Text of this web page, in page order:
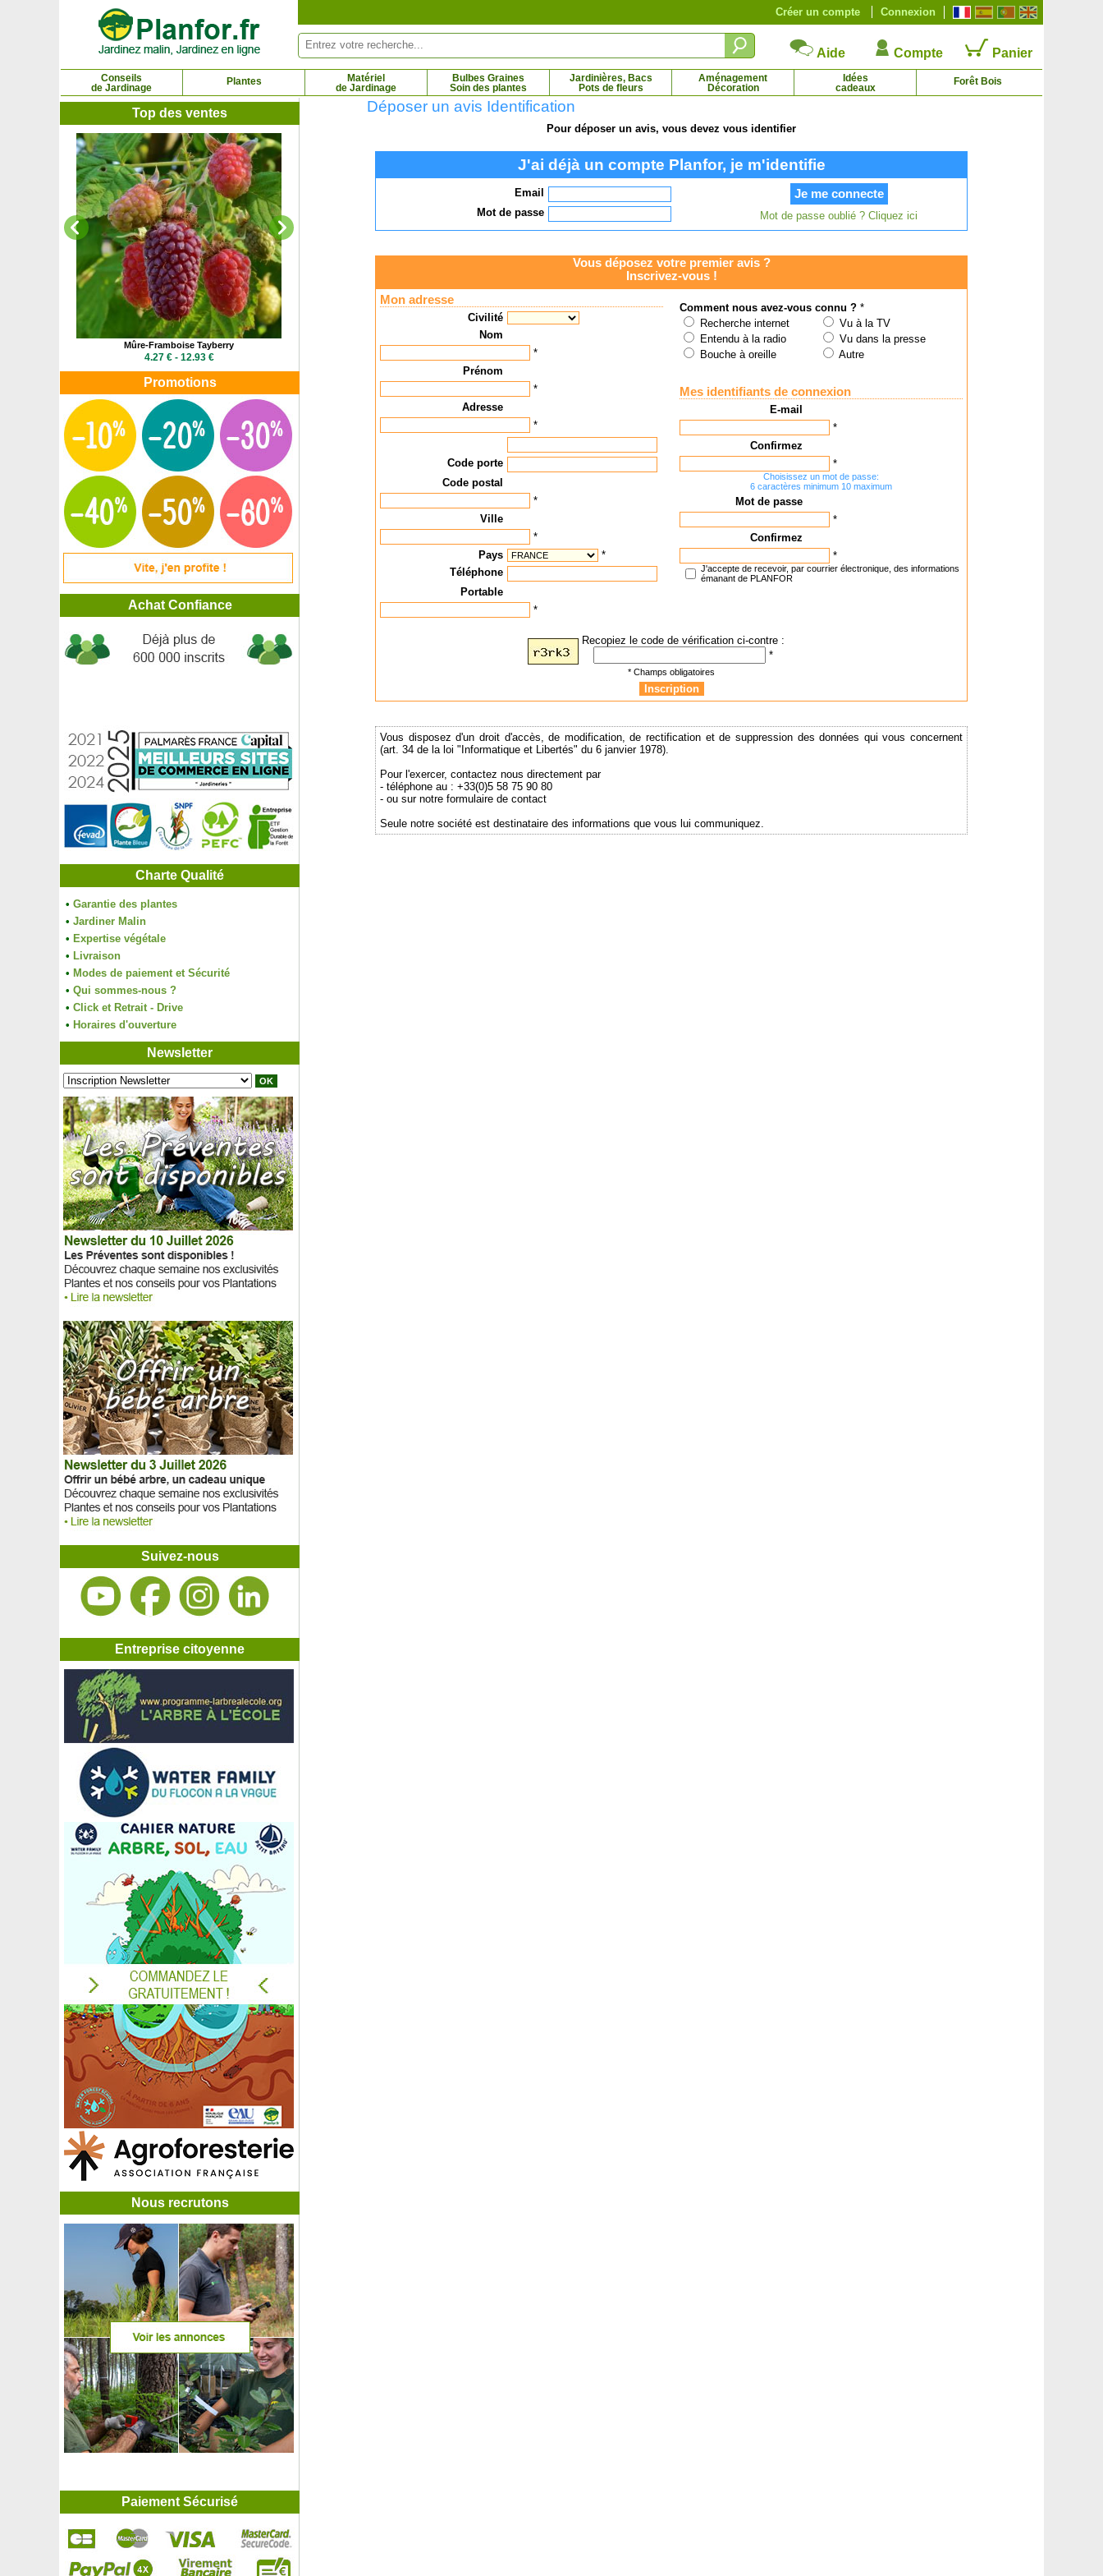
Connexion
Créer un compte
Aide Compte Panier
Conseils
de Jardinage
Plantes
Matériel
de Jardinage
Bulbes Graines
Soin des plantes
Jardinières, Bacs
Pots de fleurs
Aménagement
Décoration
Idées
cadeaux
Forêt Bois
Top des ventes
Mûre-Framboise Tayberry
4.27 € - 12.93 €
Mûre sans épine Mûrier platane Stérile
11.95 € - 69.79 €
Noisetier commun
1.65 € - 13.53 €
Noyer commun
Promotions
Achat Confiance
Charte Qualité
• Garantie des plantes
• Jardiner Malin
• Expertise végétale
• Livraison
• Modes de paiement et Sécurité
• Qui sommes-nous ?
• Click et Retrait - Drive
• Horaires d'ouverture
Newsletter
Suivez-nous
Entreprise citoyenne
Nous recrutons
Déposer un avis Identification
Pour déposer un avis, vous devez vous identifier
J'ai déjà un compte Planfor, je m'identifie
Email
Mot de passe
Mot de passe oublié ? Cliquez ici
Vous déposez votre premier avis ?
Inscrivez-vous !
Mon adresse
Civilité
Nom
*
Prénom
*
Adresse
*
Code porte
Code postal
*
Ville
*
Pays
*
Téléphone
Portable
*
Comment nous avez-vous connu ? *
Recherche internet
Vu à la TV
Entendu à la radio
Vu dans la presse
Bouche à oreille
Autre
Mes identifiants de connexion
E-mail
*
Confirmez
*
Choisissez un mot de passe:
6 caractères minimum 10 maximum
Mot de passe
*
Confirmez
*
J'accepte de recevoir, par courrier électronique, des informations
émanant de PLANFOR
Recopiez le code de vérification ci-contre :
*
* Champs obligatoires
Vous disposez d'un droit d'accès, de modification, de rectification et de suppression des données qui vous concernent
(art. 34 de la loi "Informatique et Libertés" du 6 janvier 1978).
Pour l'exercer, contactez nous directement par
- téléphone au : +33(0)5 58 75 90 80
- ou sur notre formulaire de contact
Seule notre société est destinataire des informations que vous lui communiquez.
Paiement Sécurisé
Panneau de gestion des cookies